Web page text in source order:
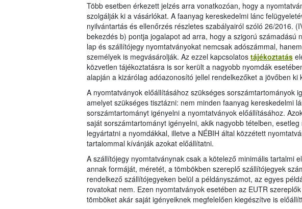
Több esetben érkezett jelzés arra vonatkozóan, hogy a
szolgálják ki a vásárlókat. A faanyag kereskedelmi lánc
nyilvántartás és ellenőrzés részletes szabályairól szóló 26/2016.
bekezdés b) pontja jogalapot ad arra, hogy a szigorú számadású
lap és szállítójegy nyomtatványokat nemcsak adószámmal,
személyek is megvásárolják. Az ezzel kapcsolatos tájékoztatás
közvetlen tájékoztatásra is sor került a nagyobb nyomdák
alapján a kizárólag adóazonosító jellel rendelkezőket a jövőben ki
A nyomtatványok előállításához szükséges sorszámtartományok
amelyet szükséges tisztázni: nem minden faanyag kereskedelmi
sorszámtartományt igényelni a nyomtatványok előállításához.
saját sorszámtartományt igényelni, akik nagyobb tételben,
legyártatni a nyomdákkal, illetve a NÉBIH által közzétett
tartalommal kívánják azokat előállítatni.
A szállítójegy nyomtatványnak csak a kötelező minimális tartalmi
annak formáját, méretét, a tömbökben szereplő szállítójegyek
rendelkező szállítójegyeken belül a példányszámot, az egyes
rovatokat nem. Ezen nyomtatványok esetében az EUTR
tömböket akár saját igényeiknek megfelelően kiegészítve is